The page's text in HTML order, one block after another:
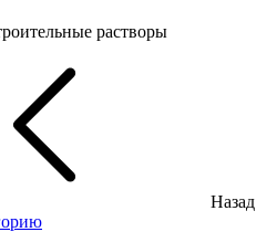
растворы
Назад